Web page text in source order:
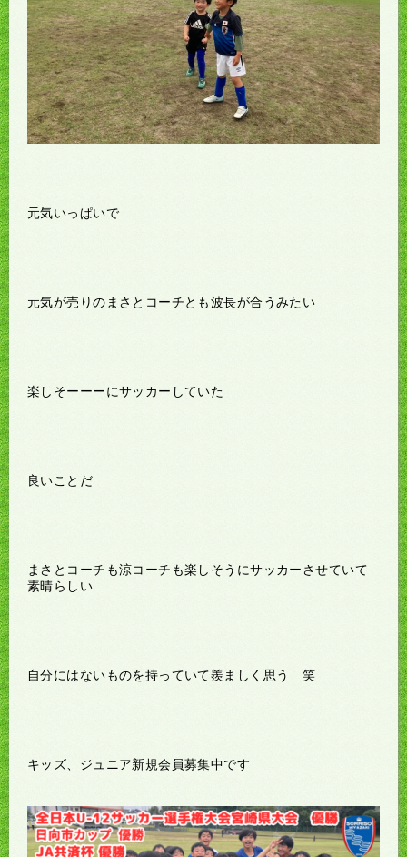
元気いっぱいで
元気が売りのまさとコーチとも波長が合うみたい
楽しそーーーにサッカーしていた
良いことだ
まさとコーチも涼コーチも楽しそうにサッカーさせていて
素晴らしい
自分にはないものを持っていて羨ましく思う 笑
キッズ、ジュニア新規会員募集中です